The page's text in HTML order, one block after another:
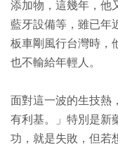
添加物，這幾年，他
藍牙設備等，雖已年
板車剛風行台灣時，
也不輸給年輕人。
面對這一波的生技熱
有利基。」特別是新
功，就是失敗，但若